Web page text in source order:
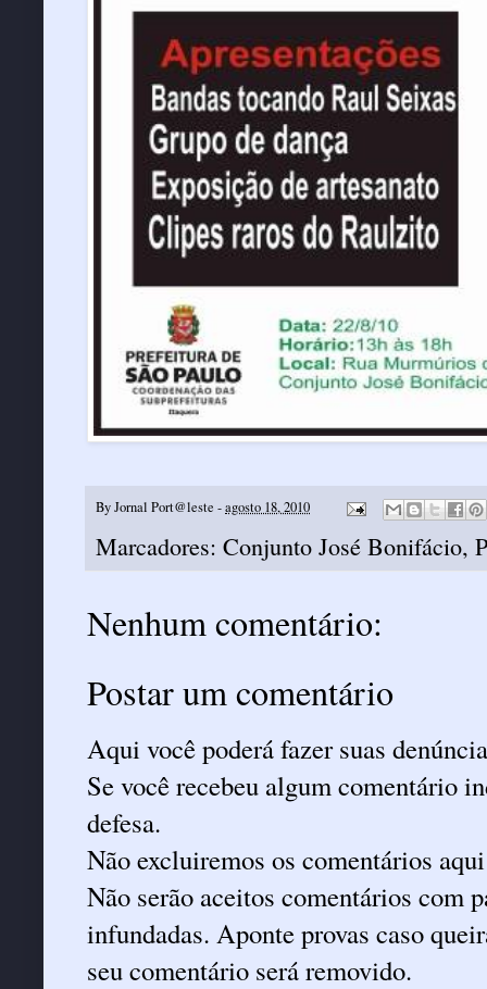
ByJornal Port@leste -agosto 18, 2010
Marcadores: Conjunto José Bonifácio,
Nenhum comentário:
Postar um comentário
Aqui você poderá fazer suas
Se você recebeu algum comentário
defesa.
Não excluiremos os comentários
Não serão aceitos comentários com
infundadas. Aponte provas caso
seu comentário será removido.